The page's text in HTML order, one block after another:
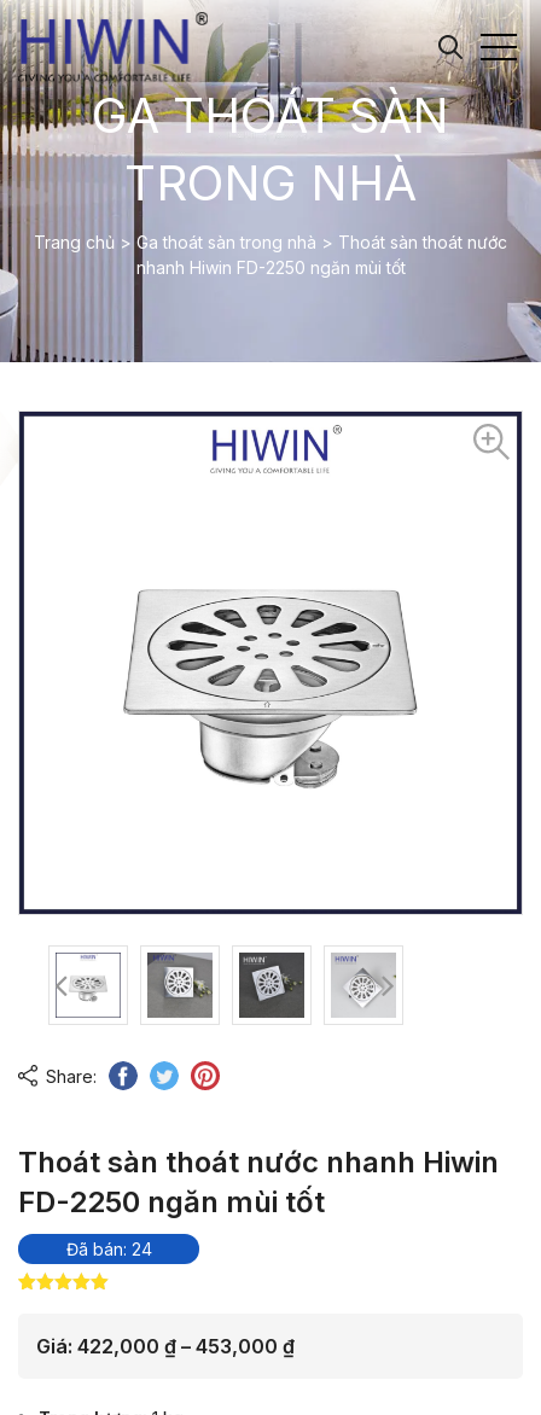
GA THOÁT SÀN
TRONG NHÀ
Trang chủ > Ga thoát sàn trong nhà > Thoát sàn thoát nước
nhanh Hiwin FD-2250 ngăn mùi tốt
Share:
Thoát sàn thoát nước nhanh Hiwin
FD-2250 ngăn mùi tốt
Đã bán: 24
đánh giá
Giá: 422,000 ₫ – 453,000 ₫Khoảng